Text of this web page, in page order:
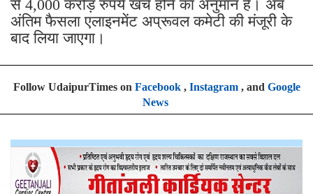
से 4,000 करोड़ रुपये खर्च होने का अनुमान है। अब
अंतिम फैसला एलाइनमेंट अप्रूवल कमेटी की मंजूरी के
बाद लिया जाएगा।
Follow UdaipurTimes on Facebook, Instagram, and Google
News